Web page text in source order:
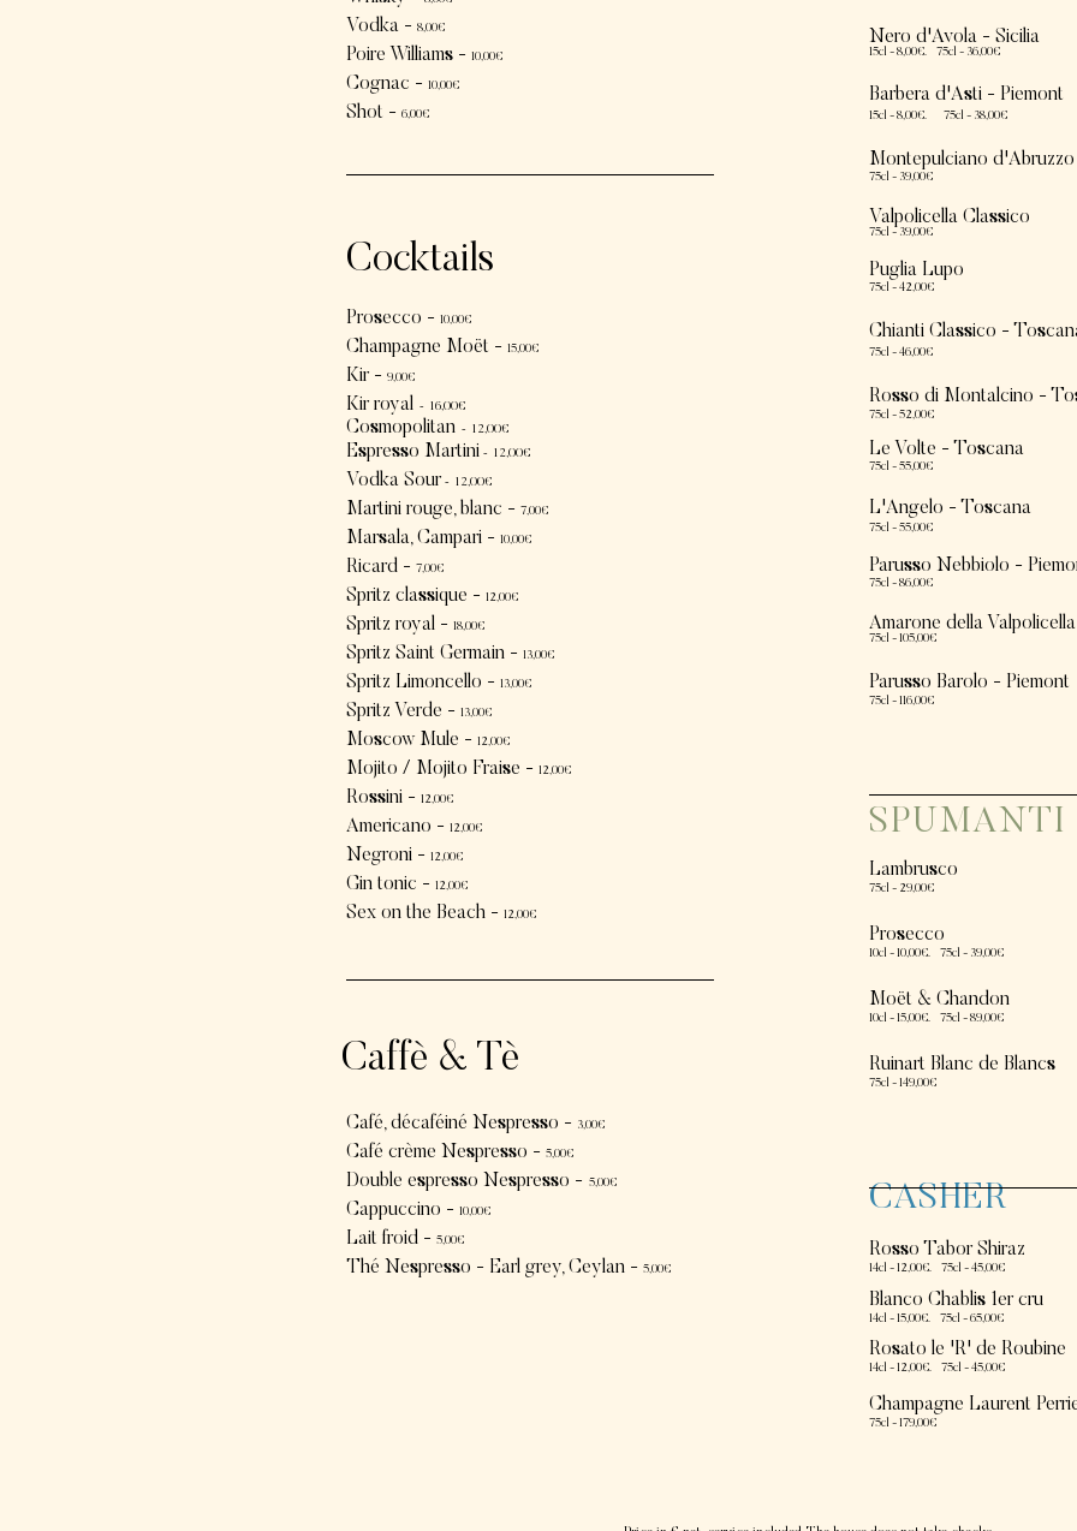
Vodka - 8,00€
Poire Williams - 10,00€
Cognac - 10,00€
Shot - 6,00€
Cocktails
Prosecco - 10,00€
Champagne Moët - 15,00€
Kir - 9,00€
Kir royal - 16,00€
Cosmopolitan - 12,00€
Espresso Martini - 12,00€
Vodka Sour - 12,00€
Martini rouge, blanc - 7,00€
Marsala, Campari - 10,00€
Ricard - 7,00€
Spritz classique - 12,00€
Spritz royal - 18,00€
Spritz Saint Germain - 13,00€
Spritz Limoncello - 13,00€
Spritz Verde - 13,00€
Moscow Mule - 12,00€
Mojito / Mojito Fraise - 12,00€
Rossini - 12,00€
Americano - 12,00€
Negroni - 12,00€
Gin tonic - 12,00€
Sex on the Beach - 12,00€
Caffè & Tè
Café, décaféiné Nespresso - 3,00€
Café crème Nespresso - 5,00€
Double espresso Nespresso - 5,00€
Cappuccino - 10,00€
Lait froid - 5,00€
Thé Nespresso - Earl grey, Ceylan - 5,00€
Nero d'Avola - Sicilia
15cl - 8,00€. 75cl - 36,00€
Barbera d'Asti - Piemont
15cl - 8,00€. 75cl - 38,00€
Montepulciano d'Abruzzo
75cl - 39,00€
Valpolicella Classico
75cl - 39,00€
Puglia Lupo
75cl - 42,00€
Chianti Classico -
75cl - 46,00€
Rosso di Montalcino -
75cl - 52,00€
Le Volte - Toscana
75cl - 55,00€
L'Angelo - Toscana
75cl - 55,00€
Parusso Nebbiolo -
75cl - 86,00€
Amarone della Valpolicella
75cl - 105,00€
Parusso Barolo - Piemont
75cl - 116,00€
SPUMANTI
Lambrusco
75cl - 29,00€
Prosecco
10cl - 10,00€. 75cl - 39,00€
Moët & Chandon
10cl - 15,00€. 75cl - 89,00€
Ruinart Blanc de Blancs
75cl - 149,00€
CASHER
Rosso Tabor Shiraz
14cl - 12,00€. 75cl - 45,00€
Blanco Chablis 1er cru
14cl - 15,00€. 75cl - 65,00€
Rosato le 'R' de Roubine
14cl - 12,00€. 75cl - 45,00€
Champagne Laurent
75cl - 179,00€